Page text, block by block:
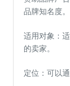
品牌知名度。
适用对象：
的卖家。
定位：可以